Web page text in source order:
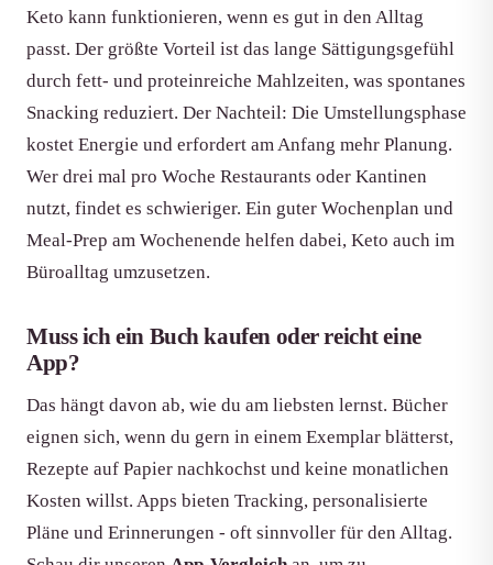
Keto kann funktionieren, wenn es gut in den Alltag
passt. Der größte Vorteil ist das lange Sättigungsgefühl
durch fett- und proteinreiche Mahlzeiten, was spontanes
Snacking reduziert. Der Nachteil: Die Umstellungsphase
kostet Energie und erfordert am Anfang mehr Planung.
Wer drei mal pro Woche Restaurants oder Kantinen
nutzt, findet es schwieriger. Ein guter Wochenplan und
Meal-Prep am Wochenende helfen dabei, Keto auch im
Büroalltag umzusetzen.
Muss ich ein Buch kaufen oder reicht eine
App?
Das hängt davon ab, wie du am liebsten lernst. Bücher
eignen sich, wenn du gern in einem Exemplar blätterst,
Rezepte auf Papier nachkochst und keine monatlichen
Kosten willst. Apps bieten Tracking, personalisierte
Pläne und Erinnerungen - oft sinnvoller für den Alltag.